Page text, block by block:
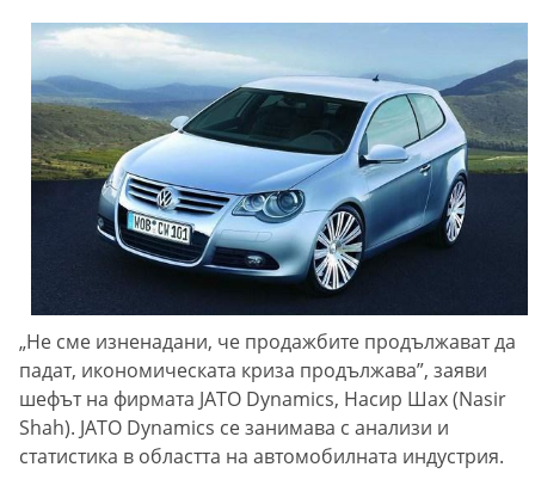
„Не сме изненадани, че продажбите продължават да
падат, икономическата криза продължава”, заяви
шефът на фирмата JATO Dynamics, Насир Шах (Nasir
Shah). JATO Dynamics се занимава с анализи и
статистика в областта на автомобилната индустрия.